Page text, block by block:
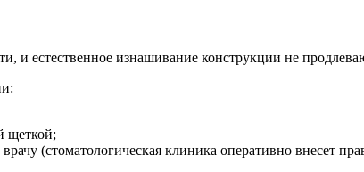
и естественное изнашивание конструкции не
щеткой;
(стоматологическая клиника оперативно внесет